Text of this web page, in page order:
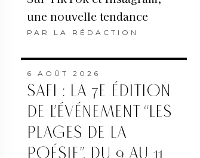
une nouvelle tendance
PAR LA RÉDACTION
6 AOÛT 2026
SAFI : LA 7E ÉDITION
DE L’ÉVÉNEMENT “LES
PLAGES DE LA
POÉSIE”, DU 9 AU 11